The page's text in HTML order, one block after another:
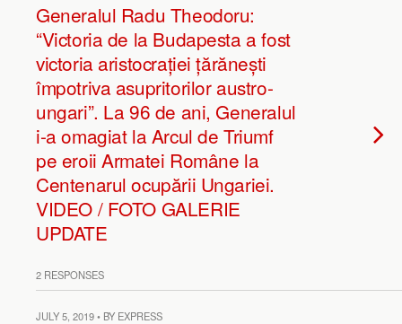
Generalul Radu Theodoru:
“Victoria de la Budapesta a fost
victoria aristocrației țărănești
împotriva asupritorilor austro-
ungari”. La 96 de ani, Generalul
i-a omagiat la Arcul de Triumf
pe eroii Armatei Române la
Centenarul ocupării Ungariei.
VIDEO / FOTO GALERIE
UPDATE
2 RESPONSES
JULY 5, 2019 • BY EXPRESS